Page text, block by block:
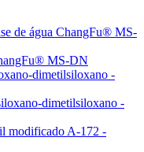
de água ChangFu® MS-
MS-DN
dimetilsiloxano -
dimetilsiloxano -
modificado A-172 -